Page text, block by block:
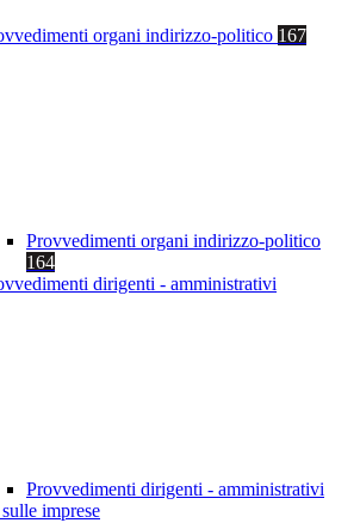
organi indirizzo-politico 167
Provvedimenti organi indirizzo-politico
164
dirigenti - amministrativi
Provvedimenti dirigenti - amministrativi
imprese